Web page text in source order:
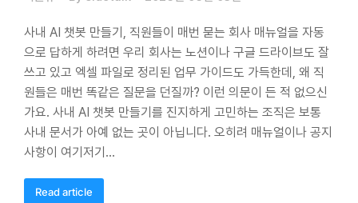
사내 AI 챗봇 만들기, 직원들이 매번 묻는 회사 매뉴얼을 자동
으로 답하게 하려면 우리 회사는 노션이나 구글 드라이브도 잘
쓰고 있고 엑셀 파일로 정리된 업무 가이드도 가득한데, 왜 직
원들은 매번 똑같은 질문을 던질까? 이런 의문이 든 적 없으신
가요. 사내 AI 챗봇 만들기를 진지하게 고민하는 조직은 보통
사내 문서가 아예 없는 곳이 아닙니다. 오히려 매뉴얼이나 공지
사항이 여기저기…
Read article